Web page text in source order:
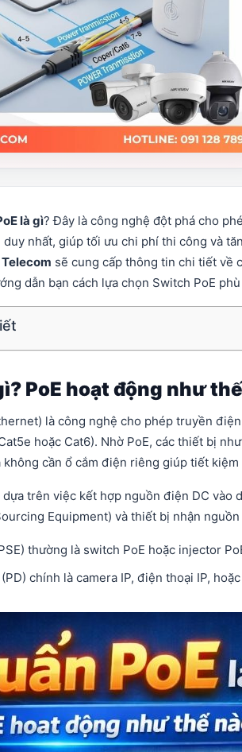
là gì?Đây là công nghệ đột phá cho
nhất, giúp tối ưu chi phí thi công và
sẽ cung cấp thông tin chi tiết về
dẫn bạn cách lựa chọn Switch PoE
PoE hoạt động như
là công nghệ cho phép truyền
hoặc Cat6). Nhờ PoE, các thiết bị
cần ổ cắm điện riêng giúp tiết
dựa trên việc kết hợp nguồn điện DC
Equipment) và thiết bị nhận
thường là switch PoE hoặc injector
chính là camera IP, điện thoại IP,